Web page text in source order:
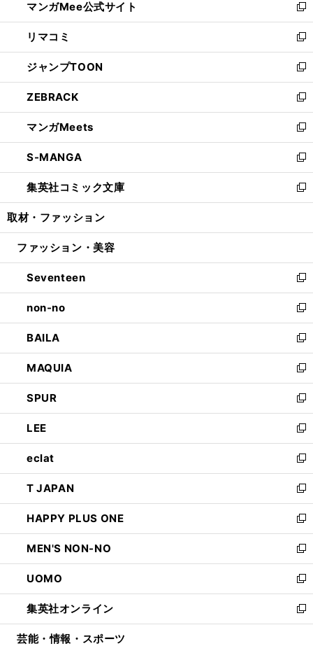
く
ド
ウ
で
開
く
ィ
ン
ド
ウ
で
開
く
い
ウ
ィ
ン
ド
ウ
で
開
く
マンガMee公式サイト
新
し
い
ウ
ィ
ン
ド
ウ
で
開
く
リマコミ
新
し
い
ウ
ィ
ン
ド
ウ
で
開
く
ジャンプTOON
新
し
い
ウ
ィ
ン
ド
ウ
で
開
ZEBRACK
新
し
い
ウ
ィ
ン
ド
ウ
開
マンガMeets
新
し
い
ウ
ィ
ン
ウ
開
く
S-MANGA
新
し
い
ウ
ン
ウ
で
開
く
集英社コミック文庫
新
し
ウ
ン
ド
ウ
で
開
く
取材・ファッション
ファッション・美容
Seventeen
新
し
い
ウ
ィ
ン
ド
ウ
で
開
く
non-no
新
し
い
ウ
ィ
ン
ド
ウ
で
開
く
BAILA
新
し
い
ウ
ィ
ン
ド
ウ
で
開
く
MAQUIA
新
し
い
ウ
ィ
ン
ド
ウ
で
開
く
SPUR
新
し
い
ウ
ィ
ン
ド
ウ
で
開
く
LEE
新
し
い
ウ
ィ
ン
ド
ウ
で
開
く
eclat
新
し
い
ウ
ィ
ン
ド
ウ
で
開
く
T JAPAN
新
し
い
ウ
ィ
ン
ド
ウ
で
開
HAPPY PLUS ONE
新
し
い
ウ
ィ
ン
ド
ウ
MEN'S NON-NO
新
し
い
ウ
ィ
ン
UOMO
新
し
い
ウ
集英社オンライン
新
し
芸能・情報・スポーツ